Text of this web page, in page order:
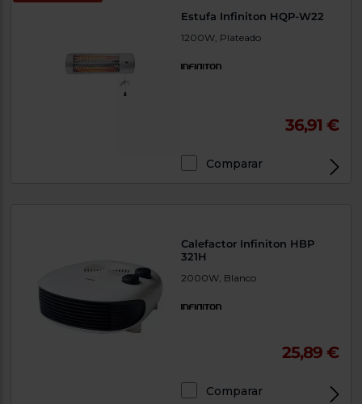
Estufa Infiniton HQP-W22
1200W, Plateado
36,91 €
Comparar
Calefactor Infiniton HBP
321H
2000W, Blanco
25,89 €
Comparar